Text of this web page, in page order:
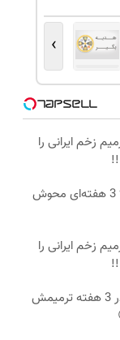
›
زخم ایرانی را
جای زخم و بخیه داری؟؟ 3 هفته‌ای محوش
زخم ایرانی را
جای بخیه داری؟؟ فقط در 3 هفته ترمیمش